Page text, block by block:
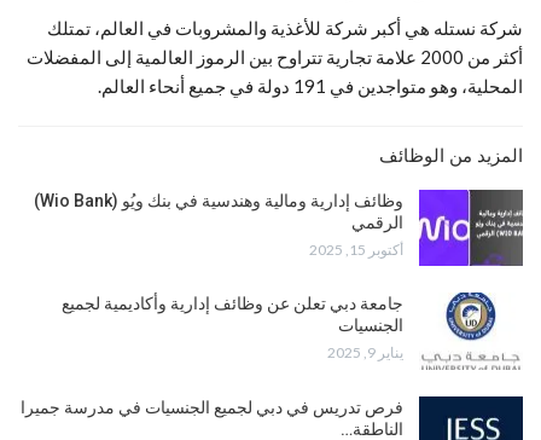
شركة نستله هي أكبر شركة للأغذية والمشروبات في العالم، تمتلك
أكثر من 2000 علامة تجارية تتراوح بين الرموز العالمية إلى المفضلات
المحلية، وهو متواجدين في 191 دولة في جميع أنحاء العالم.
المزيد من الوظائف
وظائف إدارية ومالية وهندسية في بنك ويُو (Wio Bank)
الرقمي
أكتوبر 15, 2025
جامعة دبي تعلن عن وظائف إدارية وأكاديمية لجميع
الجنسيات
يناير 9, 2025
فرص تدريس في دبي لجميع الجنسيات في مدرسة جميرا
الناطقة…